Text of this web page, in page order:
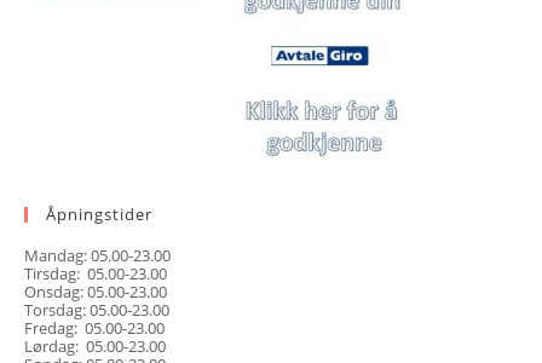
Åpningstider
Mandag: 05.00-23.00
Tirsdag: 05.00-23.00
Onsdag: 05.00-23.00
Torsdag: 05.00-23.00
Fredag: 05.00-23.00
Lørdag: 05.00-23.00